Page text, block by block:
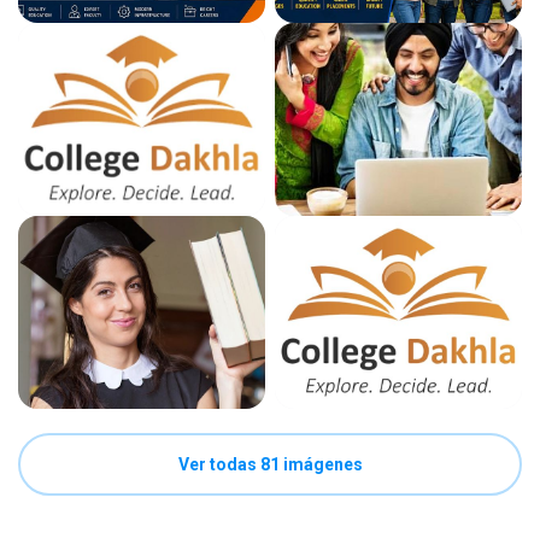
Ver todas 81 imágenes